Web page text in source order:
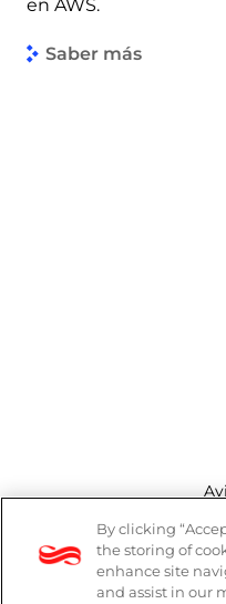
en AWS.
Saber más
By clicking
the storing of
enhance site
and assist in our